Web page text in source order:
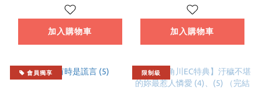
加入購物車 加入購物車
會員獨享 限制級